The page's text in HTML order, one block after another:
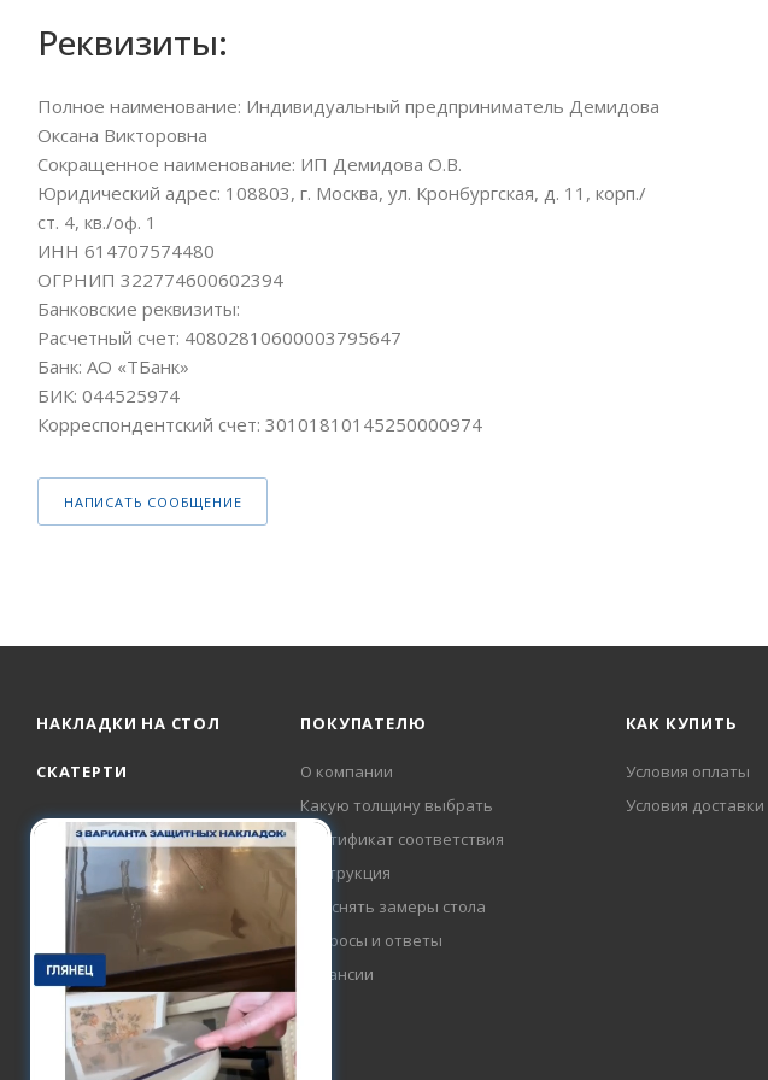
Реквизиты:
Полное наименование: Индивидуальный предприниматель Демидова
Оксана Викторовна
Сокращенное наименование: ИП Демидова О.В.
Юридический адрес: 108803, г. Москва, ул. Кронбургская, д. 11, корп./
ст. 4, кв./оф. 1
ИНН 614707574480
ОГРНИП 322774600602394
Банковские реквизиты:
Расчетный счет: 40802810600003795647
Банк: АО «ТБанк»
БИК: 044525974
Корреспондентский счет: 30101810145250000974
НАПИСАТЬ СООБЩЕНИЕ
НАКЛАДКИ НА СТОЛ
СКАТЕРТИ
ПОКУПАТЕЛЮ
О компании
Какую толщину выбрать
Сертификат соответствия
Инструкция
Как снять замеры стола
Вопросы и ответы
Вакансии
КАК КУПИТЬ
Условия оплаты
Условия доставки